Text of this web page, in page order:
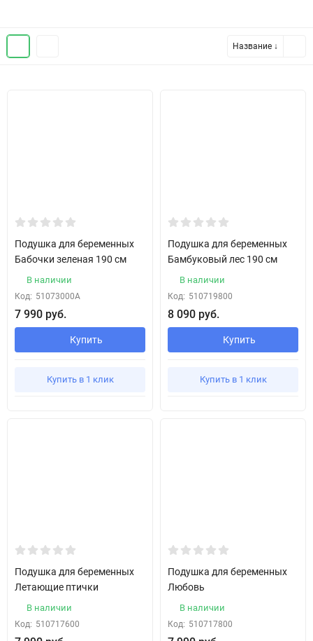
Название ↓
Подушка для беременных
Бабочки зеленая 190 см
В наличии
Код: 51073000А
7 990 руб.
Купить
Купить в 1 клик
Подушка для беременных
Бамбуковый лес 190 см
В наличии
Код: 510719800
8 090 руб.
Купить
Купить в 1 клик
Подушка для беременных
Летающие птички
В наличии
Код: 510717600
Подушка для беременных
Любовь
В наличии
Код: 510717800